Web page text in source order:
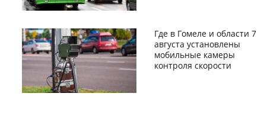
Где в Гомеле и области 7
августа установлены
мобильные камеры
контроля скорости